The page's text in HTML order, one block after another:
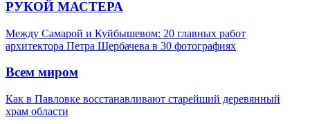
РУКОЙ МАСТЕРА
Между Самарой и Куйбышевом: 20 главных работ
архитектора Петра Щербачева в 30 фотографиях
Всем миром
Как в Павловке восстанавливают старейший деревянный
храм области